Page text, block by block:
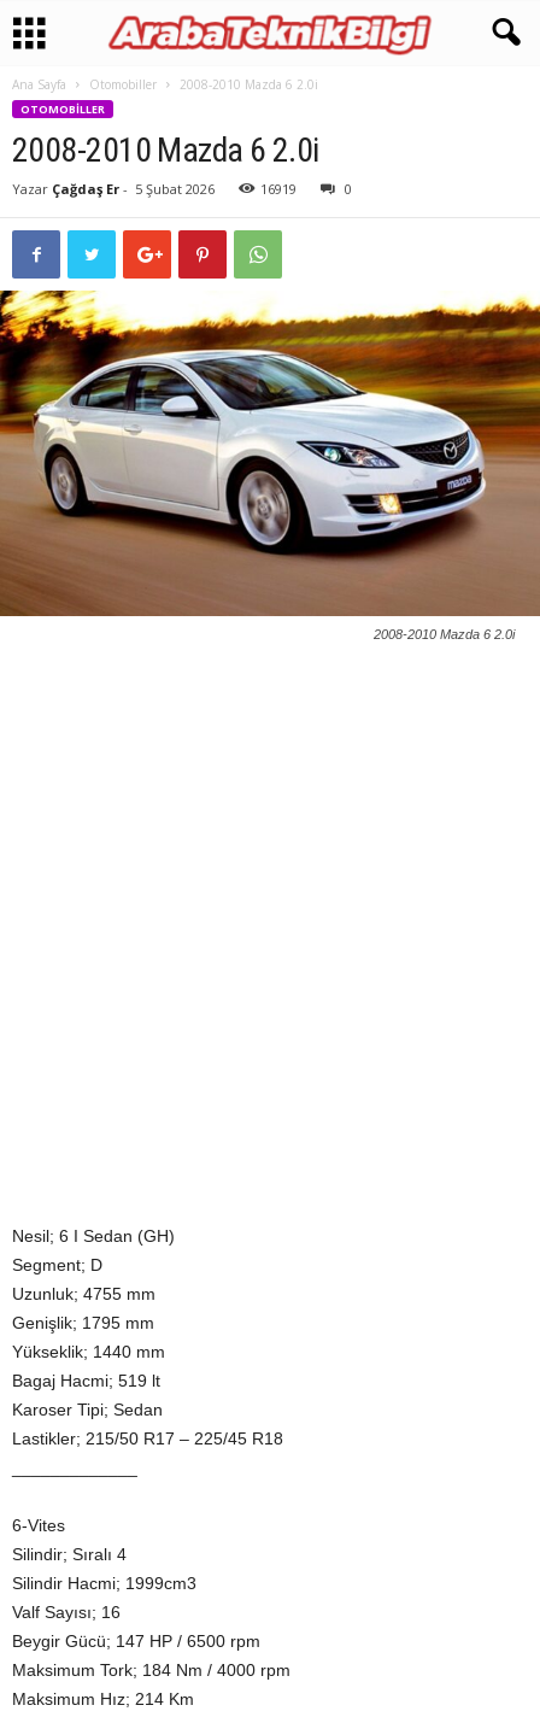
Ana Sayfa Otomobiller 2008-2010 Mazda 6 2.0i
OTOMOBILLER
2008-2010 Mazda 6 2.0i
Yazar Çağdaş Er - 5 Şubat 2026 16919 0
2008-2010 Mazda 6 2.0i
Nesil; 6 I Sedan (GH)
Segment; D
Uzunluk; 4755 mm
Genişlik; 1795 mm
Yükseklik; 1440 mm
Bagaj Hacmi; 519 lt
Karoser Tipi; Sedan
Lastikler; 215/50 R17 – 225/45 R18
6-Vites
Silindir; Sıralı 4
Silindir Hacmi; 1999cm3
Valf Sayısı; 16
Beygir Gücü; 147 HP / 6500 rpm
Maksimum Tork; 184 Nm / 4000 rpm
Maksimum Hız; 214 Km